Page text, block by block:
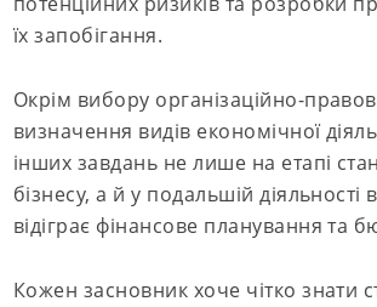
їх запобігання.
Окрім вибору організаційно-
визначення видів економічної
інших завдань не лише на етапі
бізнесу, а й у подальшій
відіграє фінансове планування та
Кожен засновник хоче чітко знати